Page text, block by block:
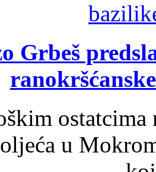
Grbeš
u